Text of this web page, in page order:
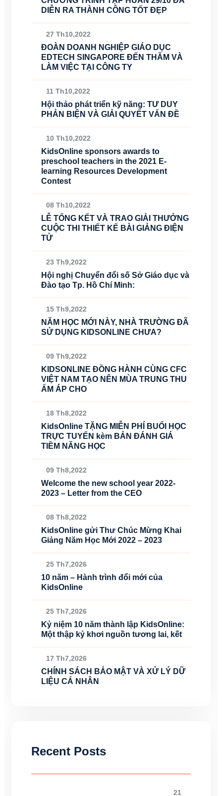
DIỄN RA THÀNH CÔNG TỐT ĐẸP
27 Th10,2022
ĐOÀN DOANH NGHIỆP GIÁO DỤC
EDTECH SINGAPORE ĐẾN THĂM VÀ
LÀM VIỆC TẠI CÔNG TY
11 Th10,2022
Hội thảo phát triển kỹ năng: TƯ DUY
PHẢN BIỆN VÀ GIẢI QUYẾT VẤN ĐỀ
10 Th10,2022
KidsOnline sponsors awards to
preschool teachers in the 2021 E-
learning Resources Development
Contest
08 Th10,2022
LỄ TỔNG KẾT VÀ TRAO GIẢI THƯỞNG
CUỘC THI THIẾT KẾ BÀI GIẢNG ĐIỆN
TỬ
23 Th9,2022
Hội nghị Chuyển đổi số Sở Giáo dục và
Đào tạo Tp. Hồ Chí Minh:
15 Th9,2022
NĂM HỌC MỚI NÀY, NHÀ TRƯỜNG ĐÃ
SỬ DỤNG KIDSONLINE CHƯA?
09 Th9,2022
KIDSONLINE ĐỒNG HÀNH CÙNG CFC
VIỆT NAM TẠO NÊN MÙA TRUNG THU
ẤM ÁP CHO
18 Th8,2022
KidsOnline TẶNG MIỄN PHÍ BUỔI HỌC
TRỰC TUYẾN kèm BẢN ĐÁNH GIÁ
TIỀM NĂNG HỌC
09 Th8,2022
Welcome the new school year 2022-
2023 – Letter from the CEO
08 Th8,2022
KidsOnline gửi Thư Chúc Mừng Khai
Giảng Năm Học Mới 2022 – 2023
25 Th7,2026
10 năm – Hành trình đổi mới của
KidsOnline
25 Th7,2026
Kỷ niệm 10 năm thành lập KidsOnline:
Một thập kỷ khơi nguồn tương lai, kết
17 Th7,2026
CHÍNH SÁCH BẢO MẬT VÀ XỬ LÝ DỮ
LIỆU CÁ NHÂN
Recent Posts
21